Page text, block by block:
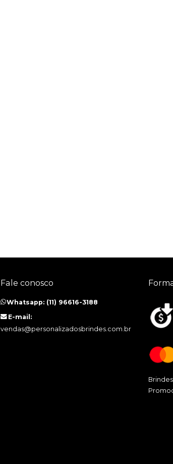
Fale conosco
Whatsapp: (11) 96616-3188
E-mail:
vendas@personalizadosbrindes.com.br